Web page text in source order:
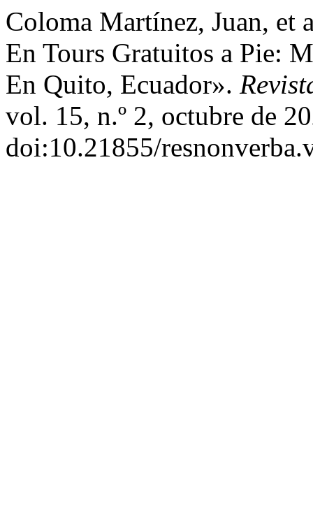
Coloma Martínez, Juan, et
En Tours Gratuitos a Pie:
En Quito, Ecuador».
vol. 15, n.º 2, octubre de
doi:10.21855/